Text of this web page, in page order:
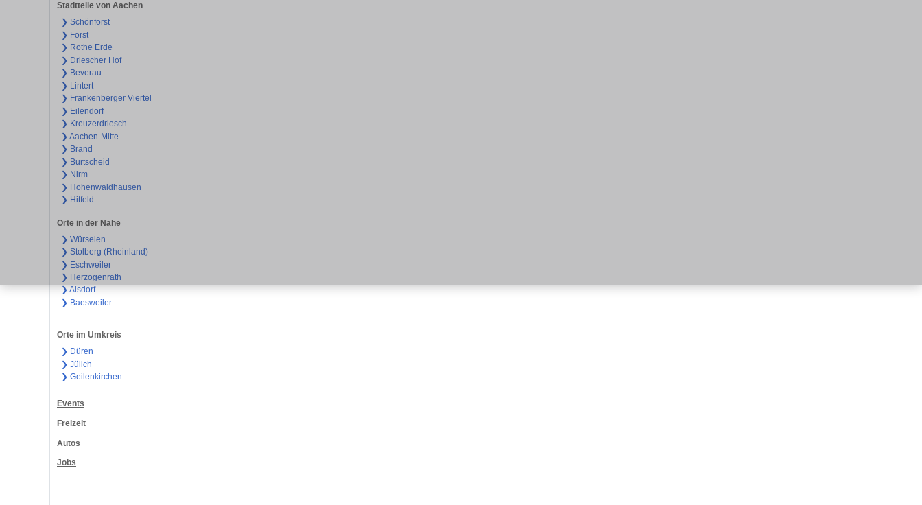
Stadtteile von Aachen
❯ Schönforst
❯ Forst
❯ Rothe Erde
❯ Driescher Hof
❯ Beverau
❯ Lintert
❯ Frankenberger Viertel
❯ Eilendorf
❯ Kreuzerdriesch
❯ Aachen-Mitte
❯ Brand
❯ Burtscheid
❯ Nirm
❯ Hohenwaldhausen
❯ Hitfeld
Orte in der Nähe
❯ Würselen
❯ Stolberg (Rheinland)
❯ Eschweiler
❯ Herzogenrath
❯ Alsdorf
❯ Baesweiler
Orte im Umkreis
❯ Düren
❯ Jülich
❯ Geilenkirchen
Events
Freizeit
Autos
Jobs